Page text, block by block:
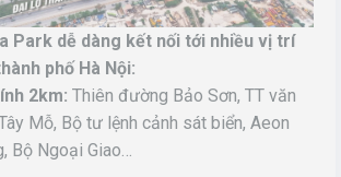
Park dễ dàng kết nối tới nhiều vị trí
phố Hà Nội:
2km: Thiên đường Bảo Sơn, TT văn
Mỗ, Bộ tư lệnh cảnh sát biển, Aeon
Bộ Ngoại Giao…